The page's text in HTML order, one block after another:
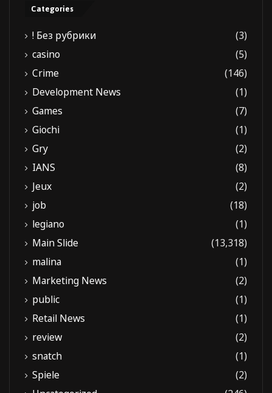
Categories
! Без рубрики
(3)
casino
(5)
Crime
(146)
Development News
(1)
Games
(7)
Giochi
(1)
Gry
(2)
IANS
(8)
Jeux
(2)
job
(18)
legiano
(1)
Main Slide
(13,318)
malina
(1)
Marketing News
(2)
public
(1)
Retail News
(1)
review
(2)
snatch
(1)
Spiele
(2)